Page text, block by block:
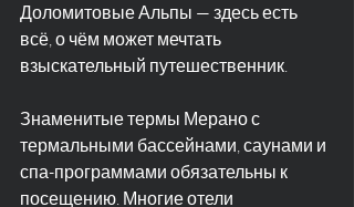
Доломитовые Альпы — здесь есть
всё, о чём может мечтать
взыскательный путешественник.
Знаменитые термы Мерано с
термальными бассейнами, саунами и
спа-программами обязательны к
посещению. Многие отели